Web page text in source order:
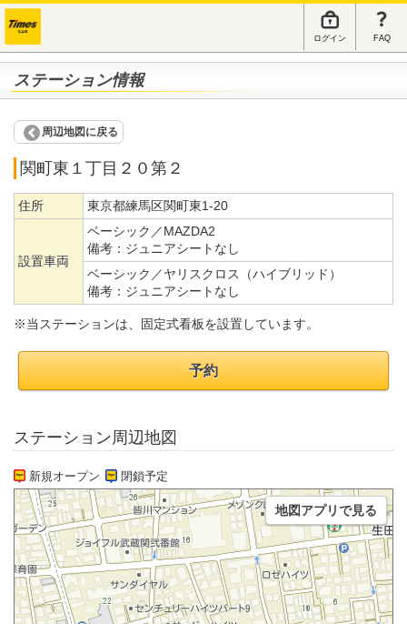
ログイン FAQ
ステーション情報
周辺地図に戻る
関町東１丁目２０第２
住所 東京都練馬区関町東1-20
設置車両
ベーシック／MAZDA2
備考： ジュニアシートなし
ベーシック／ヤリスクロス（ハイブリッド）
備考： ジュニアシートなし
※当ステーションは、固定式看板を設置しています。
予約
ステーション周辺地図
新規オープン 閉鎖予定
地図アプリで見る